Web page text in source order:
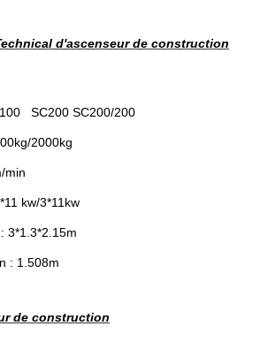
d'ascenseur de construction
SC200 SC200/200
2000kg
min
kw/3*11kw
3*1.3*2.15m
: 1.508m
de construction